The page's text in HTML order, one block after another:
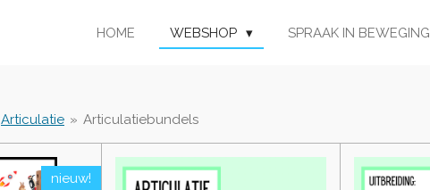
HOME WEBSHOP SPRAAK IN BEWEGING
Articulatie » Articulatiebundels
nieuw!